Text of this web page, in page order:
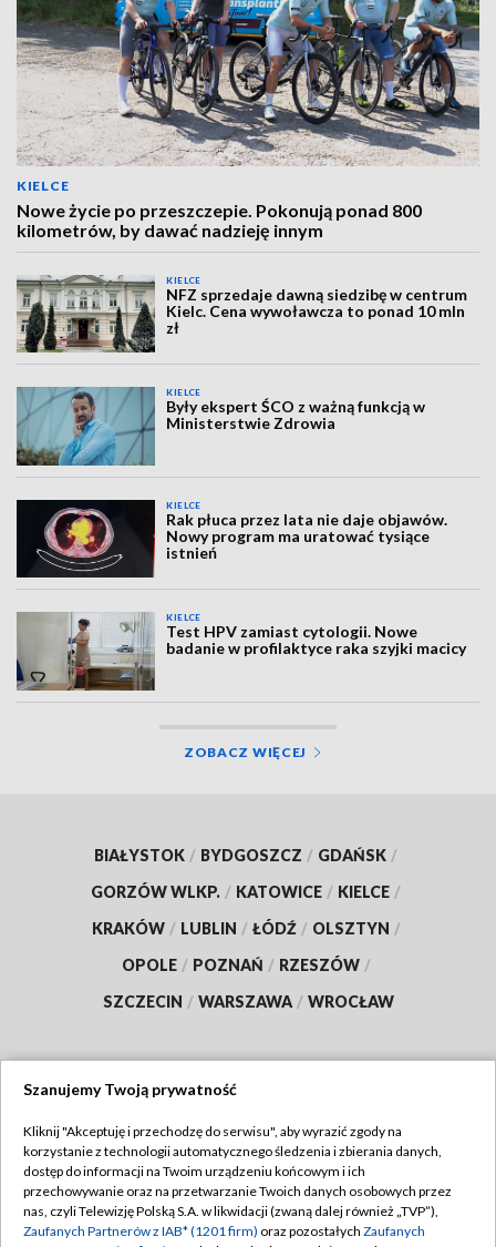
KIELCE
Nowe życie po przeszczepie. Pokonują ponad 800
kilometrów, by dawać nadzieję innym
KIELCE
NFZ sprzedaje dawną siedzibę w centrum
Kielc. Cena wywoławcza to ponad 10 mln
zł
KIELCE
Były ekspert ŚCO z ważną funkcją w
Ministerstwie Zdrowia
KIELCE
Rak płuca przez lata nie daje objawów.
Nowy program ma uratować tysiące
istnień
KIELCE
Test HPV zamiast cytologii. Nowe
badanie w profilaktyce raka szyjki macicy
ZOBACZ WIĘCEJ
BIAŁYSTOK / BYDGOSZCZ / GDAŃSK /
GORZÓW WLKP. / KATOWICE / KIELCE /
KRAKÓW / LUBLIN / ŁÓDŹ / OLSZTYN /
OPOLE / POZNAŃ / RZESZÓW /
SZCZECIN / WARSZAWA / WROCŁAW
TVP
Abonament TVP
Emisja w TVP
Regulamin TVP
Polityka prywatności
Szanujemy Twoją prywatność
Kliknij "Akceptuję i przechodzę do serwisu", aby wyrazić zgody na
korzystanie z technologii automatycznego śledzenia i zbierania danych,
dostęp do informacji na Twoim urządzeniu końcowym i ich
przechowywanie oraz na przetwarzanie Twoich danych osobowych przez
nas, czyli Telewizję Polską S.A. w likwidacji (zwaną dalej również „TVP”),
Zaufanych Partnerów z IAB* (1201 firm) oraz pozostałych Zaufanych